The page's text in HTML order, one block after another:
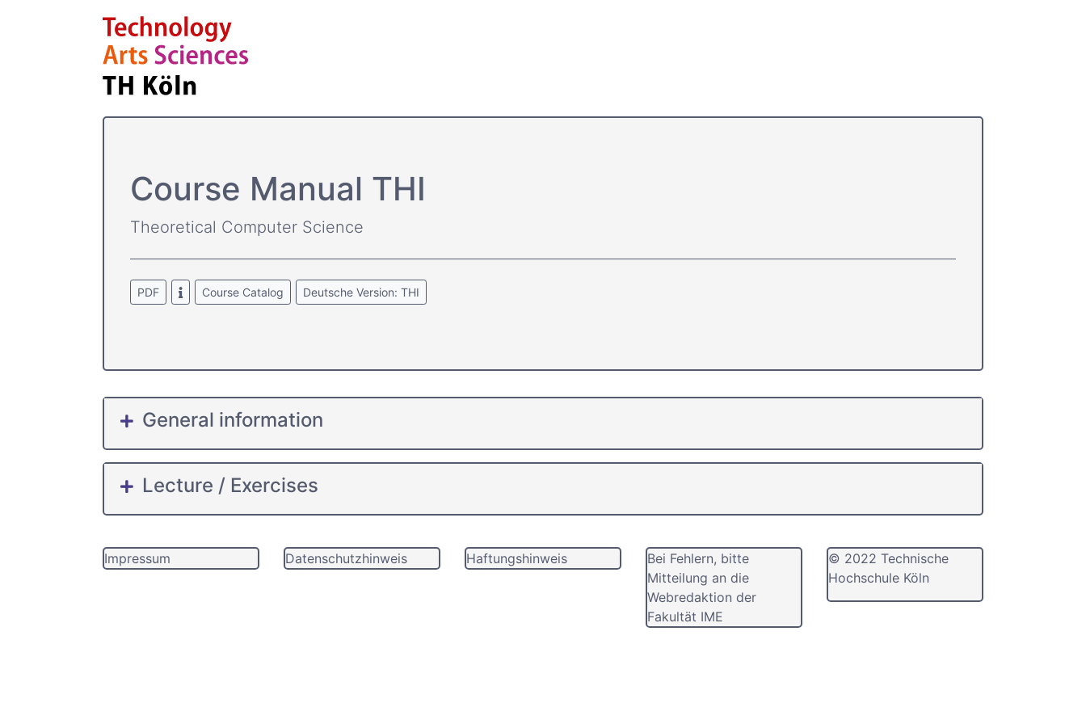
Course­ Manual THI
Theoretical Computer Science
PDF Course Catalog Deutsche Version: THI
General information
Lecture / Exercises
Impressum Datenschutzhinweis Haftungshinweis
Bei Fehlern, bitte
Mitteilung an die
Webredaktion der
Fakultät IME
© 2022 Technische
Hochschule Köln